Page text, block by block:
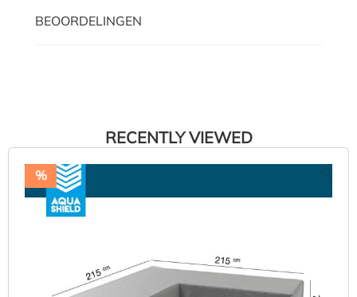
BEOORDELINGEN
RECENTLY VIEWED
%